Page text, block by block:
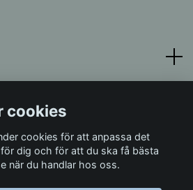
cookies
cookies för att anpassa det
dig och för att du ska få bästa
när du handlar hos oss.